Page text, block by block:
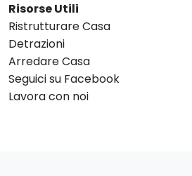
Risorse Utili
Ristrutturare Casa
Detrazioni
Arredare Casa
Seguici su Facebook
Lavora con noi